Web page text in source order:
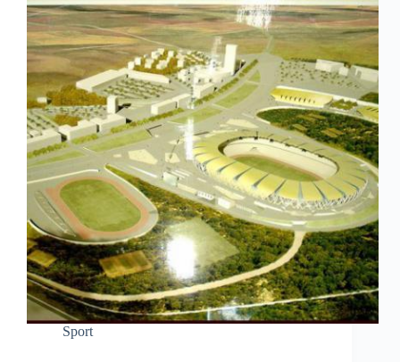
Sport